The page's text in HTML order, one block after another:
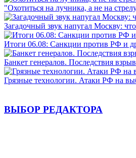
"Охотиться на лучника, а не на
Загадочный звук напугал Москву:
Итоги 06.08: Санкции против РФ и
Банкет генералов. Последствия
Грязные технологии. Атаки РФ на
ВЫБОР РЕДАКТОРА